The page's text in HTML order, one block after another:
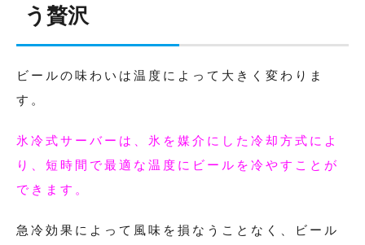
う贅沢
ビールの味わいは温度によって大きく変わりま
す。
氷冷式サーバーは、氷を媒介にした冷却方式によ
り、短時間で最適な温度にビールを冷やすことが
できます。
急冷効果によって風味を損なうことなく、ビール